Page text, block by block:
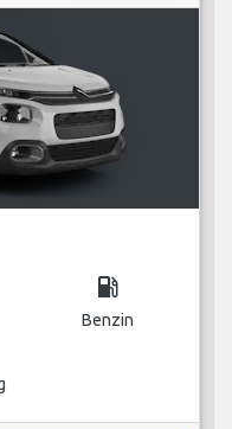
local_gas_station
Benzin